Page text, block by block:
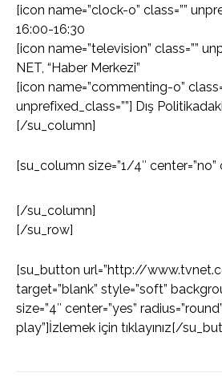
[icon name=”clock-o” class=””
16:00-16:30
[icon name=”television” class=””
NET, “Haber Merkezi”
[icon name=”commenting-o”
unprefixed_class=””] Dış
[/su_column]
[su_column size=”1/4″ center=”no”
[/su_column]
[/su_row]
[su_button url=”http://
target=”blank” style=”soft”
size=”4″ center=”yes”
play”]İzlemek için tıklayınız[/